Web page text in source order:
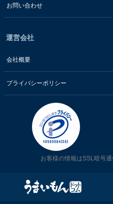
お問い合わせ
運営会社
会社概要
プライバシーポリシー
お客様の情報はSSL暗号